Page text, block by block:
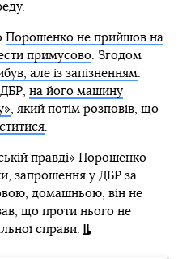
Порошенко не прийшов на
примусово. Згодом
але із запізненням.
на його машину
, який потім розповів, що
.
правді» Порошенко
запрошення у ДБР за
домашньою, він не
що проти нього не
справи.